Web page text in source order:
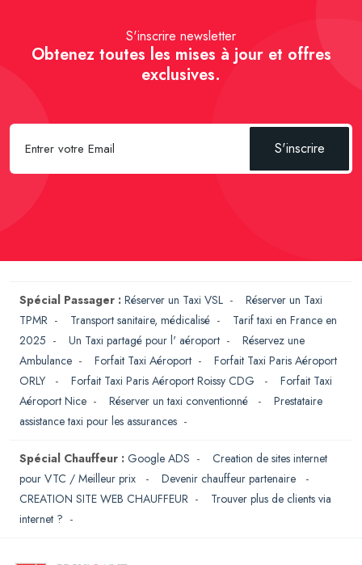
S'inscrire newsletter
Obtenez toutes les mises à jour et offres
exclusives.
S'inscrire
Spécial Passager : Réserver un Taxi VSL - Réserver un Taxi
TPMR - Transport sanitaire, médicalisé - Tarif taxi en France en
2025 - Un Taxi partagé pour l' aéroport - Réservez une
Ambulance - Forfait Taxi Aéroport - Forfait Taxi Paris Aéroport
ORLY
- Forfait Taxi Paris Aéroport Roissy CDG - Forfait Taxi
Aéroport Nice - Réserver un taxi conventionné - Prestataire
assistance taxi pour les assurances -
Spécial Chauffeur : Google ADS - Creation de sites internet
pour VTC / Meilleur prix
- Devenir chauffeur partenaire
-
CREATION SITE WEB CHAUFFEUR - Trouver plus de clients via
internet ? -